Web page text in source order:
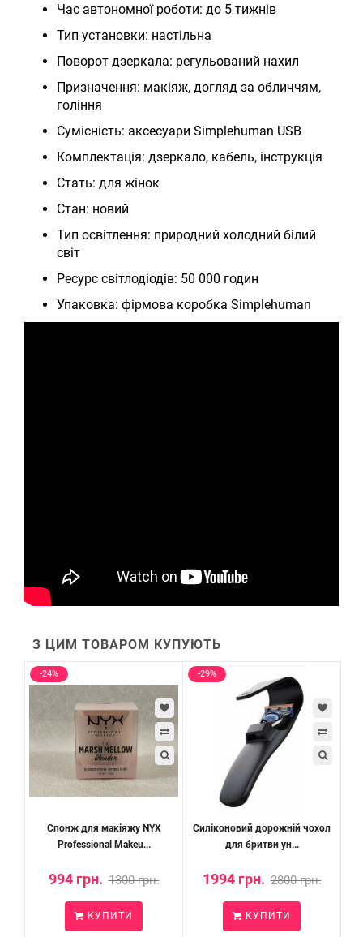
Час автономної роботи: до 5 тижнів
Тип установки: настільна
Поворот дзеркала: регульований нахил
Призначення: макіяж, догляд за обличчям,
гоління
Сумісність: аксесуари Simplehuman USB
Комплектація: дзеркало, кабель, інструкція
Стать: для жінок
Стан: новий
Тип освітлення: природний холодний білий
світ
Ресурс світлодіодів: 50 000 годин
Упаковка: фірмова коробка Simplehuman
З ЦИМ ТОВАРОМ КУПУЮТЬ
-24%
Спонж для макіяжу NYX
Professional Makeu...
994 грн. 1300 грн.
КУПИТИ
-29%
Силіконовий дорожній чохол
для бритви ун...
1994 грн. 2800 грн.
КУПИТИ